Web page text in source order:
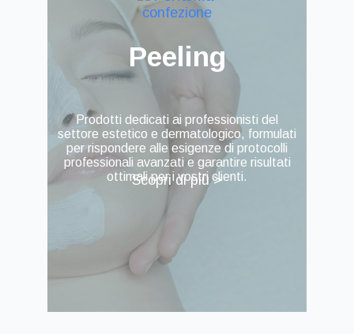
Peeling
Prodotti dedicati ai professionisti del
settore estetico e dermatologico, formulati
per rispondere alle esigenze di protocolli
professionali avanzati e garantire risultati
ottimali per i vostri clienti.
Scopri di più >